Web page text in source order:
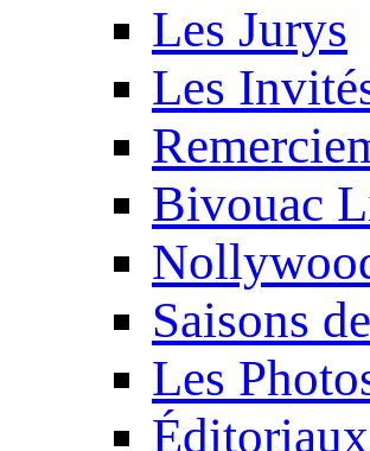
Les Jurys
Les
Bivouac
Saisons
Les
Éditoriaux